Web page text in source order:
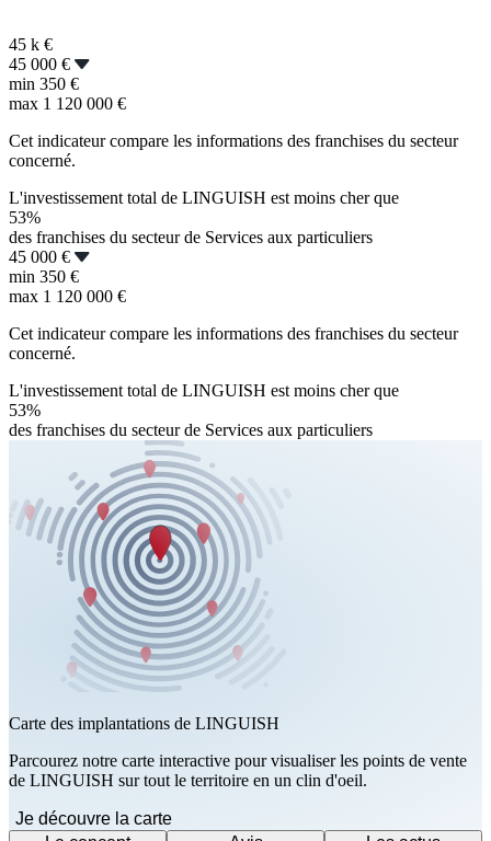
45 k €
45 000 €
min 350 €
max 1 120 000 €
Cet indicateur compare les informations des franchises du secteur
concerné.
L'investissement total de LINGUISH est moins cher que
53%
des franchises du secteur de Services aux particuliers
45 000 €
min 350 €
max 1 120 000 €
Cet indicateur compare les informations des franchises du secteur
concerné.
L'investissement total de LINGUISH est moins cher que
53%
des franchises du secteur de Services aux particuliers
Carte des implantations de LINGUISH
Parcourez notre carte interactive pour visualiser les points de vente
de LINGUISH sur tout le territoire en un clin d'oeil.
Je découvre la carte